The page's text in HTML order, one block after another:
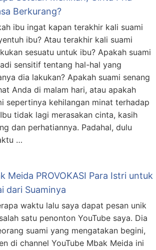
Berkurang?
ibu ingat kapan terakhir kali suami
ibu? Atau terakhir kali suami
sesuatu untuk ibu? Apakah suami
sensitif tentang hal-hal yang
dia lakukan? Apakah suami senang
Anda di malam hari, atau apakah
sepertinya kehilangan minat terhadap
tidak lagi merasakan cinta, kasih
dan perhatiannya. Padahal, dulu
…
Meida PROVOKASI Para Istri untuk
dari Suaminya
waktu lalu saya dapat pesan unik
satu penonton YouTube saya. Dia
suami yang mengatakan begini,
di channel YouTube Mbak Meida ini